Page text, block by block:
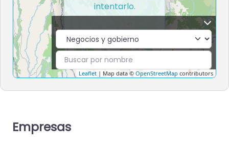
Leaflet | Map data © OpenStreetMap contributors
intentarlo.
Empresas